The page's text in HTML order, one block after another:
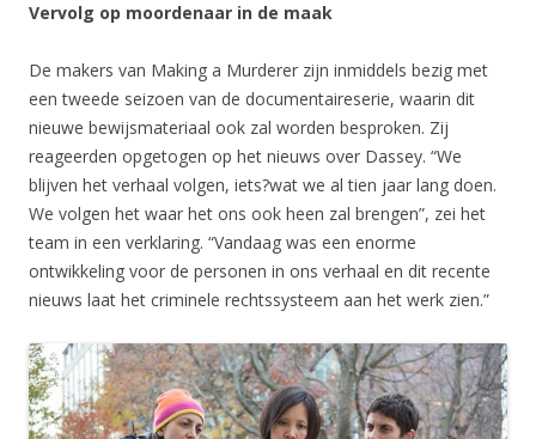
Vervolg op moordenaar in de maak
De makers van Making a Murderer zijn inmiddels bezig met
een tweede seizoen van de documentaireserie, waarin dit
nieuwe bewijsmateriaal ook zal worden besproken. Zij
reageerden opgetogen op het nieuws over Dassey. “We
blijven het verhaal volgen, iets?wat we al tien jaar lang doen.
We volgen het waar het ons ook heen zal brengen”, zei het
team in een verklaring. “Vandaag was een enorme
ontwikkeling voor de personen in ons verhaal en dit recente
nieuws laat het criminele rechtssysteem aan het werk zien.”